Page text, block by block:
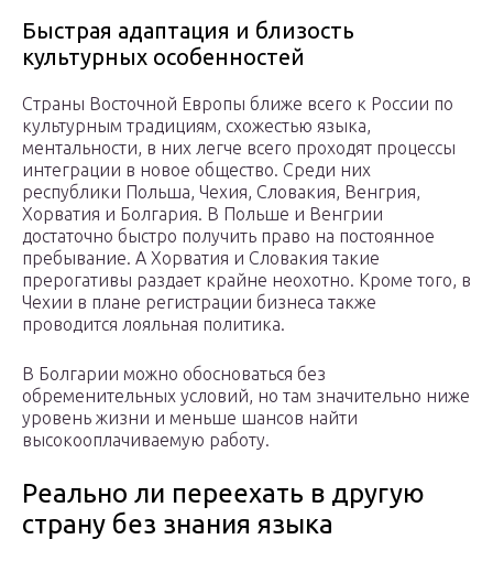
Быстрая адаптация и близость
культурных особенностей
Страны Восточной Европы ближе всего к России по
культурным традициям, схожестью языка,
ментальности, в них легче всего проходят процессы
интеграции в новое общество. Среди них
республики Польша, Чехия, Словакия, Венгрия,
Хорватия и Болгария. В Польше и Венгрии
достаточно быстро получить право на постоянное
пребывание. А Хорватия и Словакия такие
прерогативы раздает крайне неохотно. Кроме того, в
Чехии в плане регистрации бизнеса также
проводится лояльная политика.
В Болгарии можно обосноваться без
обременительных условий, но там значительно ниже
уровень жизни и меньше шансов найти
высокооплачиваемую работу.
Реально ли переехать в другую
страну без знания языка